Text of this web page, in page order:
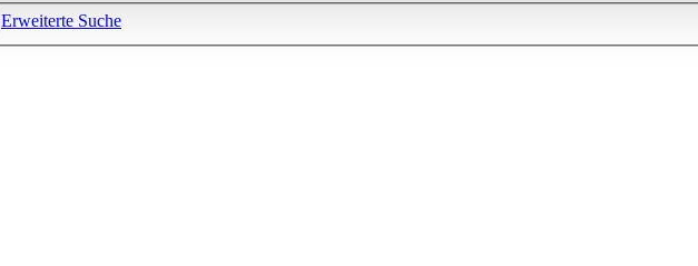
Erweiterte Suche